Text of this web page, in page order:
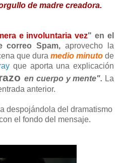
de madre creadora.
e involuntaria vez" en el
correo Spam,aprovecho la
que dura medio minuto de
que aporta una explicación
en cuerpo y mente". La
anterior.
despojándola del dramatismo
el fondo del mensaje.